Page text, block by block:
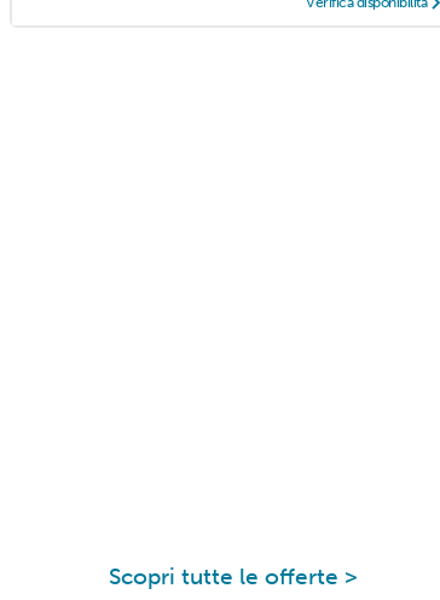
Scopri tutte le offerte >